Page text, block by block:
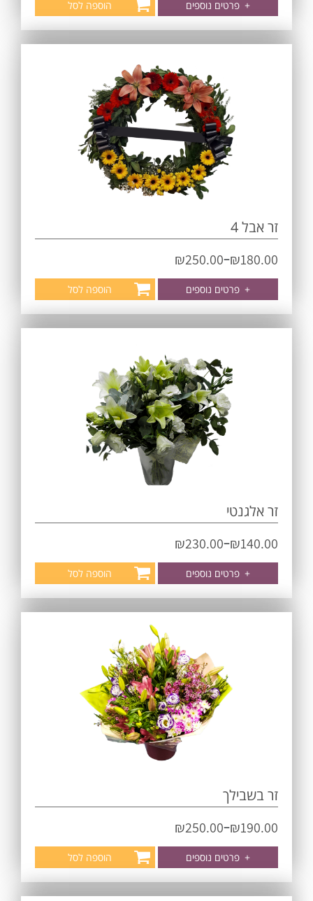
+ פרטים נוספים הוספה לסל
זר אבל 4
₪180.00
–
₪250.00
+ פרטים נוספים הוספה לסל
זר אלגנטי
₪140.00
–
₪230.00
+ פרטים נוספים הוספה לסל
זר בשבילך
₪190.00
–
₪250.00
+ פרטים נוספים הוספה לסל